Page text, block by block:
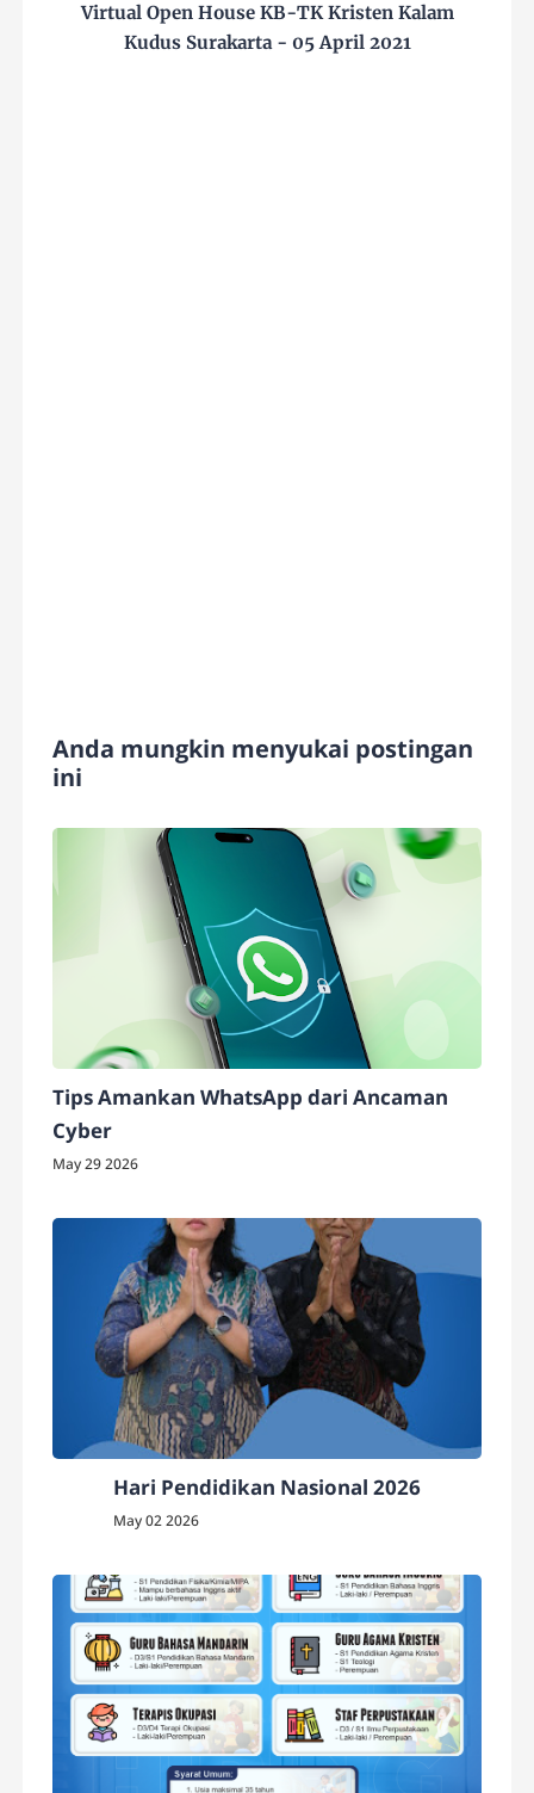
Virtual Open House KB-TK Kristen Kalam
Kudus Surakarta - 05 April 2021
Anda mungkin menyukai postingan
ini
Tips Amankan WhatsApp dari Ancaman
Cyber
May 29 2026
Hari Pendidikan Nasional 2026
May 02 2026